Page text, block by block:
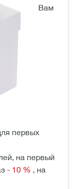
Вам
первых
на первый
- 10 % , на